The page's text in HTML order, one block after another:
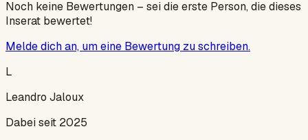
Noch keine Bewertungen – sei die erste Person, die dieses
Inserat bewertet!
Melde dich an, um eine Bewertung zu schreiben.
L
Leandro Jaloux
Dabei seit 2025